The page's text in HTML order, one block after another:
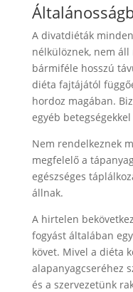
A divatdiéták
nélkülöznek, nem
bármiféle hosszú
diéta fajtájától
hordoz magában.
egyéb
Nem rendelkeznek
megfelelő a
egészséges
állnak.
A hirtelen
fogyást általában
követ. Mivel a diéta
alapanyagcseréhez
és a szervezetünk